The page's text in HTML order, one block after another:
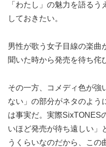
「わたし」の魅力を語る
しておきたい。
男性が歌う女子目線の楽曲
聞いた時から発売を待ち侘
その一方、コメディ色が強
ない」の部分がネタのよう
は事実だ。実際SixTONES
いほど発売が待ち遠しい」
うくらいなのだから、この